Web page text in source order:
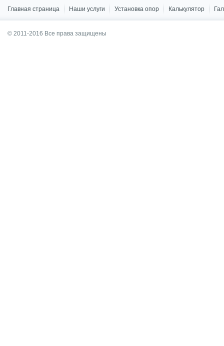
Главная страница Наши услуги Установка опор Калькулятор
© 2011-2016 Все права защищены